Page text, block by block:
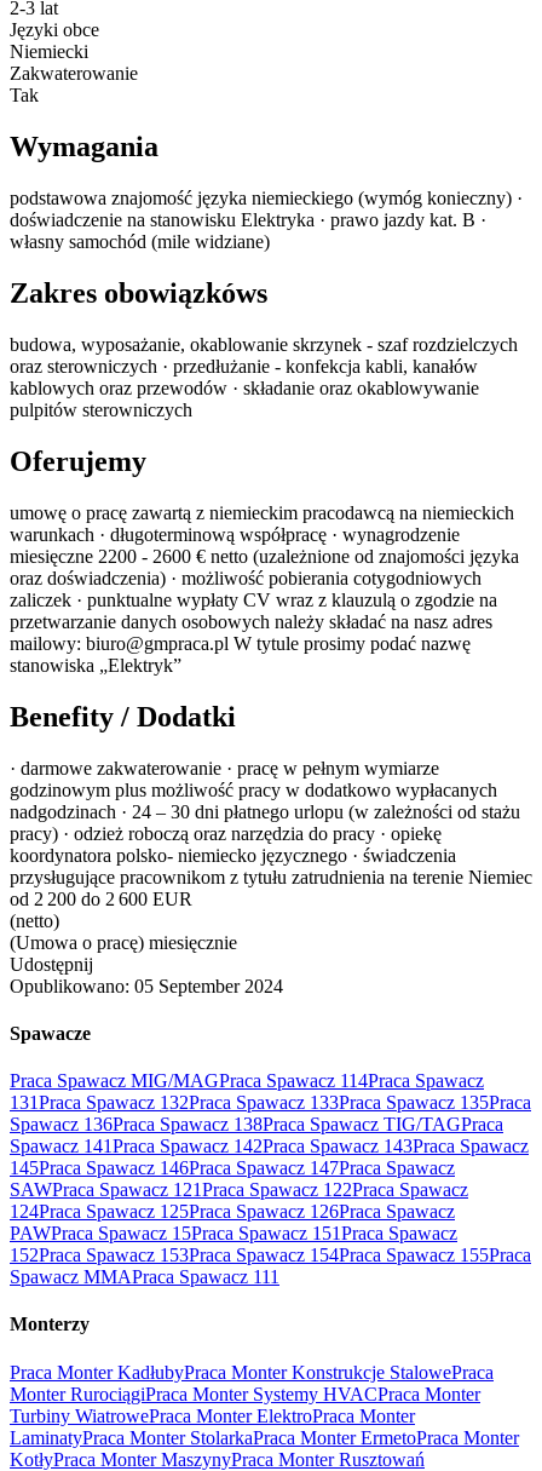
2-3 lat
Języki obce
Niemiecki
Zakwaterowanie
Tak
Wymagania
podstawowa znajomość języka niemieckiego (wymóg konieczny) ·
doświadczenie na stanowisku Elektryka · prawo jazdy kat. B ·
własny samochód (mile widziane)
Zakres obowiązkóws
budowa, wyposażanie, okablowanie skrzynek - szaf rozdzielczych
oraz sterowniczych · przedłużanie - konfekcja kabli, kanałów
kablowych oraz przewodów · składanie oraz okablowywanie
pulpitów sterowniczych
Oferujemy
umowę o pracę zawartą z niemieckim pracodawcą na niemieckich
warunkach · długoterminową współpracę · wynagrodzenie
miesięczne 2200 - 2600 € netto (uzależnione od znajomości języka
oraz doświadczenia) · możliwość pobierania cotygodniowych
zaliczek · punktualne wypłaty CV wraz z klauzulą o zgodzie na
przetwarzanie danych osobowych należy składać na nasz adres
mailowy: biuro@gmpraca.pl W tytule prosimy podać nazwę
stanowiska „Elektryk”
Benefity / Dodatki
· darmowe zakwaterowanie · pracę w pełnym wymiarze
godzinowym plus możliwość pracy w dodatkowo wypłacanych
nadgodzinach · 24 – 30 dni płatnego urlopu (w zależności od stażu
pracy) · odzież roboczą oraz narzędzia do pracy · opiekę
koordynatora polsko- niemiecko języcznego · świadczenia
przysługujące pracownikom z tytułu zatrudnienia na terenie Niemiec
od 2 200 do 2 600 EUR
(netto)
(Umowa o pracę) miesięcznie
Udostępnij
Opublikowano: 05 September 2024
Spawacze
Praca Spawacz MIG/MAGPraca Spawacz 114Praca Spawacz
131Praca Spawacz 132Praca Spawacz 133Praca Spawacz 135Praca
Spawacz 136Praca Spawacz 138Praca Spawacz TIG/TAGPraca
Spawacz 141Praca Spawacz 142Praca Spawacz 143Praca Spawacz
145Praca Spawacz 146Praca Spawacz 147Praca Spawacz
SAWPraca Spawacz 121Praca Spawacz 122Praca Spawacz
124Praca Spawacz 125Praca Spawacz 126Praca Spawacz
PAWPraca Spawacz 15Praca Spawacz 151Praca Spawacz
152Praca Spawacz 153Praca Spawacz 154Praca Spawacz 155Praca
Spawacz MMAPraca Spawacz 111
Monterzy
Praca Monter KadłubyPraca Monter Konstrukcje StalowePraca
Monter RurociągiPraca Monter Systemy HVACPraca Monter
Turbiny WiatrowePraca Monter ElektroPraca Monter
LaminatyPraca Monter StolarkaPraca Monter ErmetoPraca Monter
KotłyPraca Monter MaszynyPraca Monter Rusztowań